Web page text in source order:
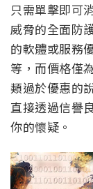
只需單擊即可
威脅的全面防
的軟體或服務
等，而價格僅
類過於優惠的
直接透過信譽
你的懷疑。